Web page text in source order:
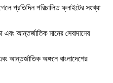
প্রতিদিন পরিচালিত ফ্লাইটের সংখ্যা
এবং আন্তর্জাতিক মানের সেবাদানের
আন্তর্জাতিক অঙ্গনে বাংলাদেশের